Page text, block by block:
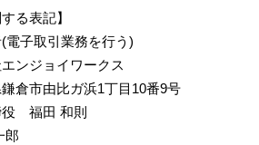
る表記】
電子取引業務を行う)
ジョイワークス
市由比ガ浜1丁目10番9号
福田 和則
郎